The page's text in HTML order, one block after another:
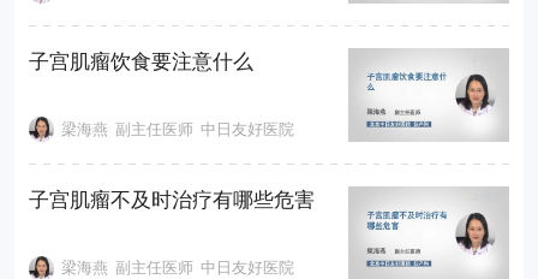
子宫肌瘤饮食要注意什么
梁海燕 副主任医师 中日友好医院
子宫肌瘤不及时治疗有哪些危害
梁海燕 副主任医师 中日友好医院